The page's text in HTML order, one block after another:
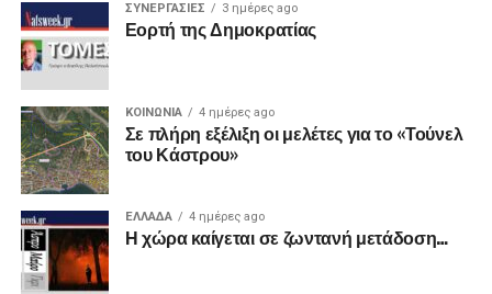
ΣΥΝΕΡΓΑΣΙΕΣ 3 ημέρες ago
Εορτή της Δημοκρατίας
ΚΟΙΝΩΝΙΑ 4 ημέρες ago
Σε πλήρη εξέλιξη οι μελέτες για το «Τούνελ
του Κάστρου»
ΕΛΛΑΔΑ 4 ημέρες ago
Η χώρα καίγεται σε ζωντανή μετάδοση…